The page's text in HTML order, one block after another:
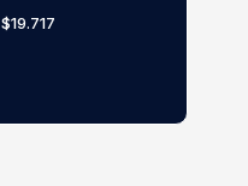
$19.717